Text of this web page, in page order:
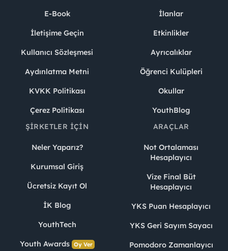
E-Book
İletişime Geçin
Kullanıcı Sözleşmesi
Aydınlatma Metni
KVKK Politikası
Çerez Politikası
İlanlar
Etkinlikler
Ayrıcalıklar
Öğrenci Kulüpleri
Okullar
YouthBlog
ŞIRKETLER İÇIN
Neler Yaparız?
Kurumsal Giriş
Ücretsiz Kayıt Ol
İK Blog
YouthTech
Youth Awards Oy Ver
ARAÇLAR
Not Ortalaması
Hesaplayıcı
Vize Final Büt
Hesaplayıcı
YKS Puan Hesaplayıcı
YKS Geri Sayım Sayacı
Pomodoro Zamanlayıcı